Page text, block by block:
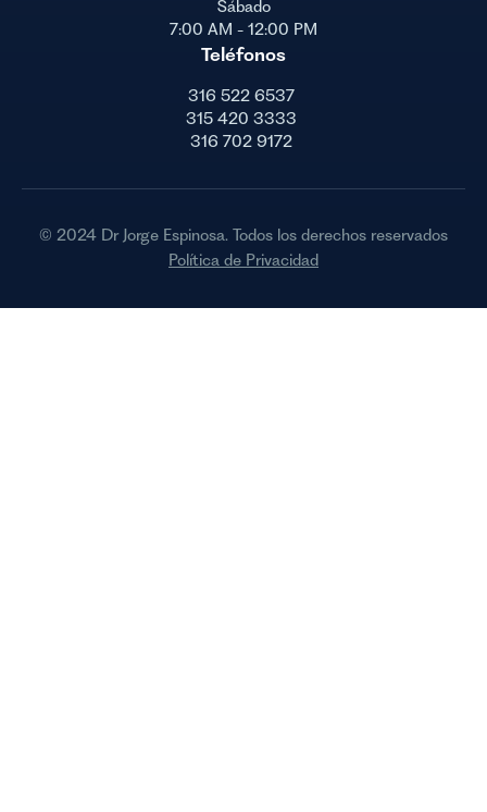
Sábado
7:00 AM - 12:00 PM
Teléfonos
316 522 6537
315 420 3333
316 702 9172
© 2024 Dr Jorge Espinosa. Todos los derechos reservados
Política de Privacidad